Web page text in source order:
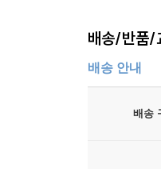
아담과 이브
신들이 인간
방식에 따라
구체적인 과
수메르의
배송/반품/
배송 안내
배송